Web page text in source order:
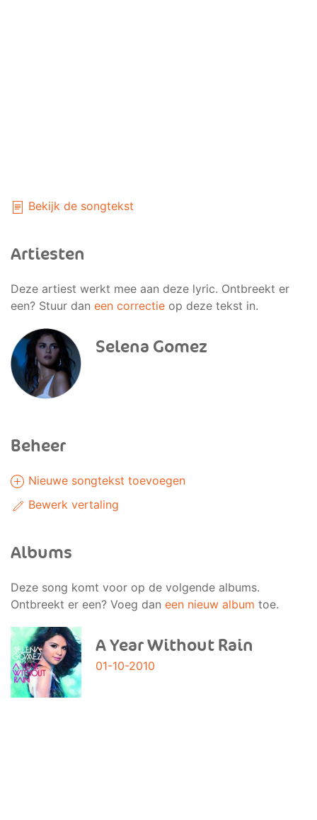
Bekijk de songtekst
Artiesten
Deze artiest werkt mee aan deze lyric. Ontbreekt er
een? Stuur dan een correctie op deze tekst in.
Selena Gomez
Beheer
Nieuwe songtekst toevoegen
Bewerk vertaling
Albums
Deze song komt voor op de volgende albums.
Ontbreekt er een? Voeg dan een nieuw album toe.
A Year Without Rain
01-10-2010